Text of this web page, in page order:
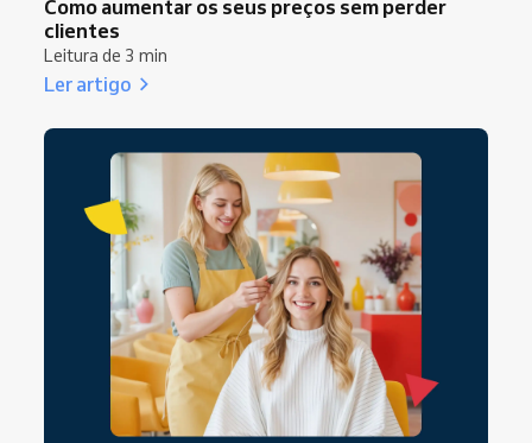
Como aumentar os seus preços sem perder
clientes
Leitura de 3 min
Ler artigo